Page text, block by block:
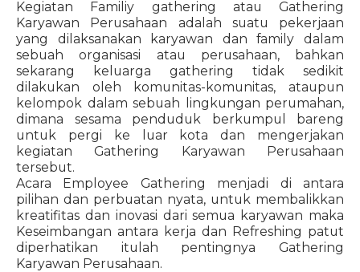
Kegiatan Familiy gathering atau Gathering
Karyawan Perusahaan adalah suatu pekerjaan
yang dilaksanakan karyawan dan family dalam
sebuah organisasi atau perusahaan, bahkan
sekarang keluarga gathering tidak sedikit
dilakukan oleh komunitas-komunitas, ataupun
kelompok dalam sebuah lingkungan perumahan,
dimana sesama penduduk berkumpul bareng
untuk pergi ke luar kota dan mengerjakan
kegiatan Gathering Karyawan Perusahaan
tersebut.
Acara Employee Gathering menjadi di antara
pilihan dan perbuatan nyata, untuk membalikkan
kreatifitas dan inovasi dari semua karyawan maka
Keseimbangan antara kerja dan Refreshing patut
diperhatikan itulah pentingnya Gathering
Karyawan Perusahaan.